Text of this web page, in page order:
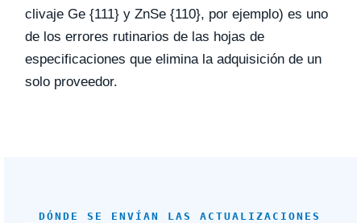
clivaje Ge {111} y ZnSe {110}, por ejemplo) es uno
de los errores rutinarios de las hojas de
especificaciones que elimina la adquisición de un
solo proveedor.
DÓNDE SE ENVÍAN LAS ACTUALIZACIONES